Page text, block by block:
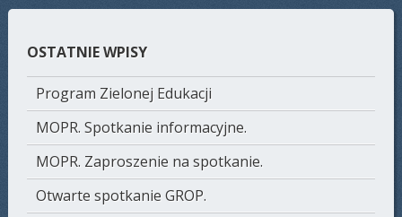
OSTATNIE WPISY
Program Zielonej Edukacji
MOPR. Spotkanie informacyjne.
MOPR. Zaproszenie na spotkanie.
Otwarte spotkanie GROP.